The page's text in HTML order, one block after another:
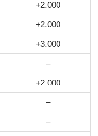
+2.000
+2.000
+3.000
–
+2.000
–
–